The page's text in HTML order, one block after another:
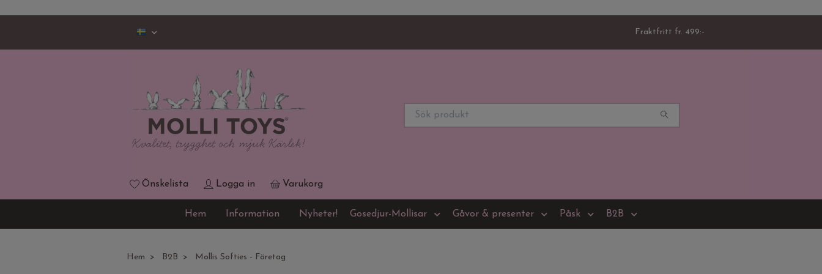
Fraktfritt fr. 499:-
Önskelista Logga in Varukorg
Hem Information Nyheter! Gosedjur-Mollisar Gåvor & presenter Påsk B2B
Hem B2B Mollis Softies - Företag